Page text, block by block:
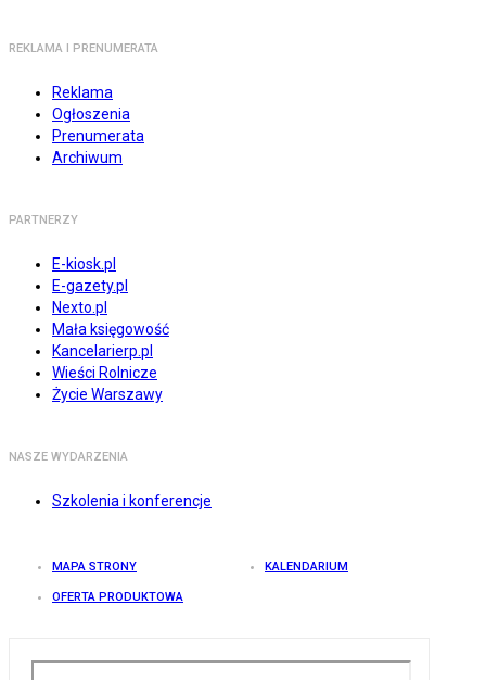
REKLAMA I PRENUMERATA
Reklama
Ogłoszenia
Prenumerata
Archiwum
PARTNERZY
E-kiosk.pl
E-gazety.pl
Nexto.pl
Mała księgowość
Kancelarierp.pl
Wieści Rolnicze
Życie Warszawy
NASZE WYDARZENIA
Szkolenia i konferencje
MAPA STRONY KALENDARIUM
OFERTA PRODUKTOWA